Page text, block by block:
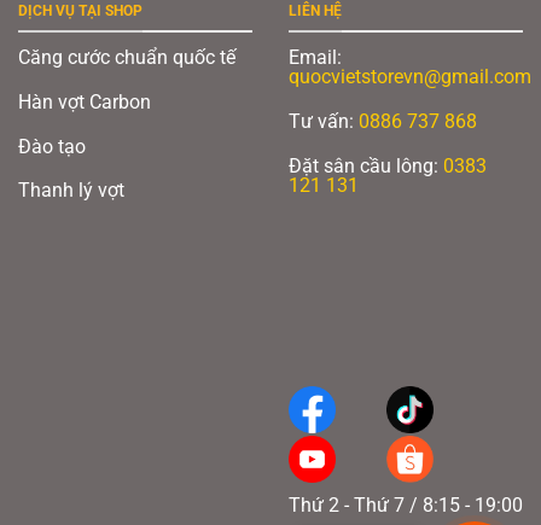
DỊCH VỤ TẠI SHOP
Căng cước chuẩn quốc tế
Hàn vợt Carbon
Đào tạo
Thanh lý vợt
LIÊN HỆ
Email:
quocvietstorevn@gmail.com
Tư vấn: 0886 737 868
Đặt sân cầu lông: 0383
121 131
Thứ 2 - Thứ 7 / 8:15 - 19:00